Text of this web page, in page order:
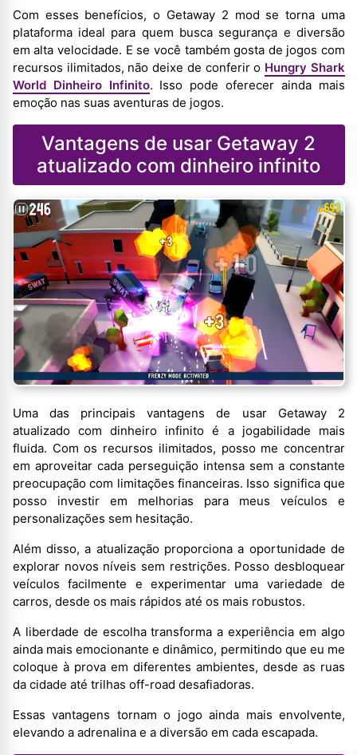
Com esses benefícios, o Getaway 2 mod se torna uma
plataforma ideal para quem busca segurança e diversão
em alta velocidade. E se você também gosta de jogos com
recursos ilimitados, não deixe de conferir o Hungry Shark
World Dinheiro Infinito. Isso pode oferecer ainda mais
emoção nas suas aventuras de jogos.
Vantagens de usar Getaway 2
atualizado com dinheiro infinito
Uma das principais vantagens de usar Getaway 2
atualizado com dinheiro infinito é a jogabilidade mais
fluida. Com os recursos ilimitados, posso me concentrar
em aproveitar cada perseguição intensa sem a constante
preocupação com limitações financeiras. Isso significa que
posso investir em melhorias para meus veículos e
personalizações sem hesitação.
Além disso, a atualização proporciona a oportunidade de
explorar novos níveis sem restrições. Posso desbloquear
veículos facilmente e experimentar uma variedade de
carros, desde os mais rápidos até os mais robustos.
A liberdade de escolha transforma a experiência em algo
ainda mais emocionante e dinâmico, permitindo que eu me
coloque à prova em diferentes ambientes, desde as ruas
da cidade até trilhas off-road desafiadoras.
Essas vantagens tornam o jogo ainda mais envolvente,
elevando a adrenalina e a diversão em cada escapada.